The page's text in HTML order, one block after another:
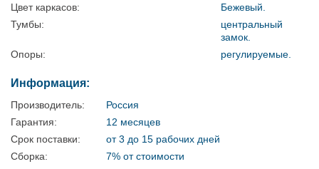
Цвет каркасов:
Бежевый.
Тумбы:
центральный
замок.
Опоры:
регулируемые.
Информация:
Производитель:
Россия
Гарантия:
12 месяцев
Срок поставки:
от 3 до 15 рабочих дней
Сборка:
7% от стоимости